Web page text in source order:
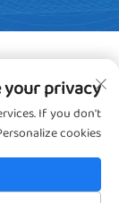
لیمیٹڈ. تمام
your privacy
If you don't
cookies.